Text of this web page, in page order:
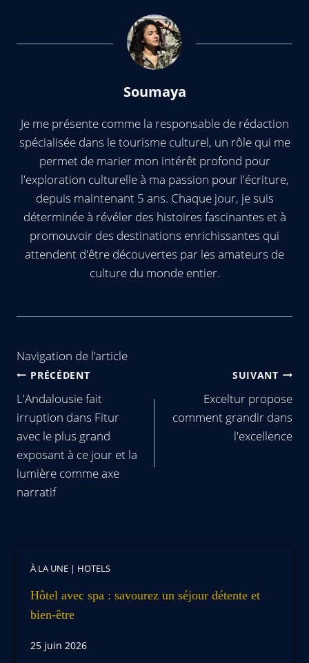
Soumaya
Je me présente comme la responsable de rédaction
spécialisée dans le tourisme culturel, un rôle qui me
permet de marier mon intérêt profond pour
l'exploration culturelle à ma passion pour l'écriture,
depuis maintenant 5 ans. Chaque jour, je suis
déterminée à révéler des histoires fascinantes et à
promouvoir des destinations enrichissantes qui
attendent d'être découvertes par les amateurs de
culture du monde entier.
Navigation de l’article
PRÉCÉDENT
L'Andalousie fait
irruption dans Fitur
avec le plus grand
exposant à ce jour et la
lumière comme axe
narratif
SUIVANT
Exceltur propose
comment grandir dans
l'excellence
À LA UNE | HOTELS
Hôtel avec spa : savourez un séjour détente et
bien-être
25 juin 2026